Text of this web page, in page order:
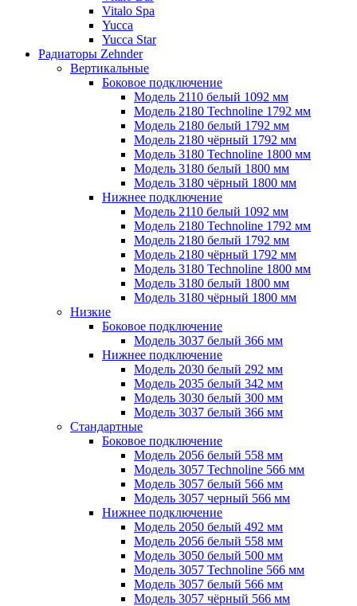
Vitalo Spa
Yucca
Yucca Star
Радиаторы Zehnder
Вертикальные
Боковое подключение
Модель 2110 белый 1092 мм
Модель 2180 Technoline 1792 мм
Модель 2180 белый 1792 мм
Модель 2180 чёрный 1792 мм
Модель 3180 Technoline 1800 мм
Модель 3180 белый 1800 мм
Модель 3180 чёрный 1800 мм
Нижнее подключение
Модель 2110 белый 1092 мм
Модель 2180 Technoline 1792 мм
Модель 2180 белый 1792 мм
Модель 2180 чёрный 1792 мм
Модель 3180 Technoline 1800 мм
Модель 3180 белый 1800 мм
Модель 3180 чёрный 1800 мм
Низкие
Боковое подключение
Модель 3037 белый 366 мм
Нижнее подключение
Модель 2030 белый 292 мм
Модель 2035 белый 342 мм
Модель 3030 белый 300 мм
Модель 3037 белый 366 мм
Стандартные
Боковое подключение
Модель 2056 белый 558 мм
Модель 3057 Technoline 566 мм
Модель 3057 белый 566 мм
Модель 3057 черный 566 мм
Нижнее подключение
Модель 2050 белый 492 мм
Модель 2056 белый 558 мм
Модель 3050 белый 500 мм
Модель 3057 Technoline 566 мм
Модель 3057 белый 566 мм
Модель 3057 чёрный 566 мм